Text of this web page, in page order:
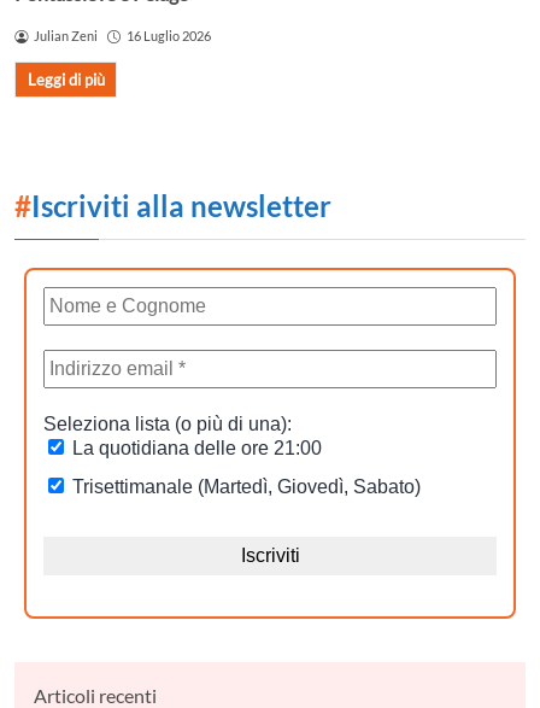
Julian Zeni 16 Luglio 2026
Leggi di più
#Iscriviti alla newsletter
Articoli recenti